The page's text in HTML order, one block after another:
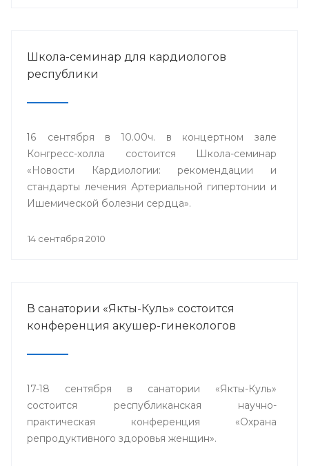
Школа-семинар для кардиологов
республики
16 сентября в 10.00ч. в концертном зале
Конгресс-холла состоится Школа-семинар
«Новости Кардиологии: рекомендации и
стандарты лечения Артериальной гипертонии и
Ишемической болезни сердца».
14 сентября 2010
В санатории «Якты-Куль» состоится
конференция акушер-гинекологов
17-18 сентября в санатории «Якты-Куль»
состоится республиканская научно-
практическая конференция «Охрана
репродуктивного здоровья женщин».